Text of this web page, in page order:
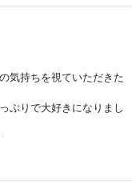
気持ちを視ていただきた
ぷりで大好きになりまし